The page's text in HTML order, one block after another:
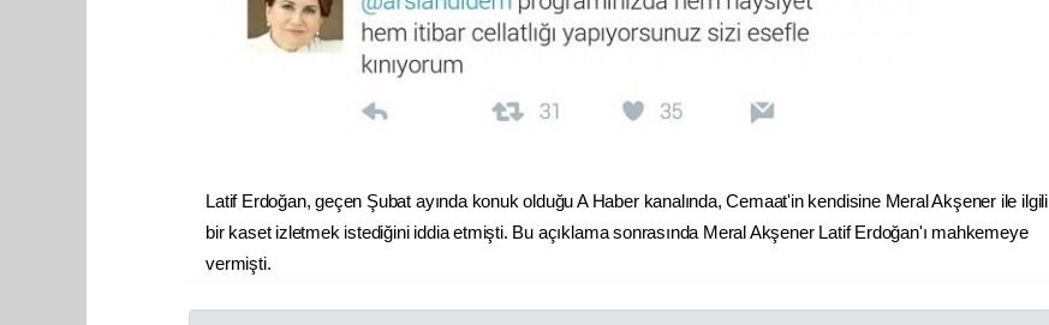
Latif Erdoğan, geçen Şubat ayında konuk olduğu A Haber kanalında, Cemaat'in kendisine Meral Akşener ile ilgili
bir kaset izletmek istediğini iddia etmişti. Bu açıklama sonrasında Meral Akşener Latif Erdoğan'ı mahkemeye
vermişti.